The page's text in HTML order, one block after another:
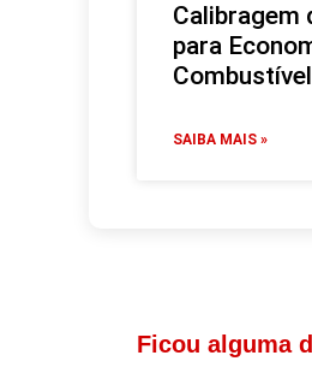
Calibragem
para
SAIBA MAIS »
Ficou alguma